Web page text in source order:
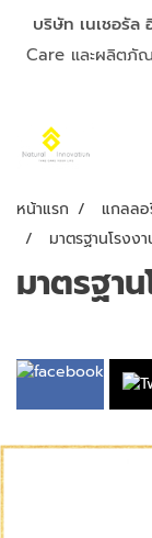
บริษัท เนเชอรัล
Care และผลิตภั
หน้าแรก แกลล
มาตรฐานโรงงา
มาตรฐา